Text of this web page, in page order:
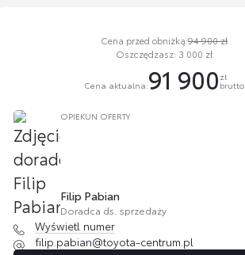
OPIEKUN OFERTY
Filip Pabian
Doradca ds. sprzedaży
Wyświetl numer
filip.pabian@toyota-centrum.pl
Cena przed obniżką:94 900 zł
Oszczędzasz: 3 000 zł
Cena aktualna:91 900 zł
brutto